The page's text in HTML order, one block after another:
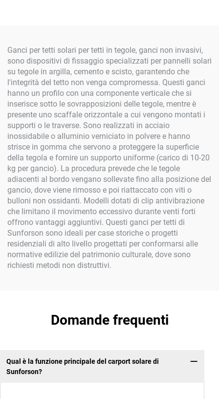
Ganci per tetti solari per tetti in tegole, ganci non invasivi,
sono dispositivi di fissaggio specializzati per pannelli solari
su tegole in argilla, cemento e scisto, garantendo che
l'integrità del tetto non venga compromessa. Questi ganci
hanno un profilo con una componente verticale che si
inserisce sotto le sovrapposizioni delle tegole, mentre è
presente uno scaffale orizzontale a cui vengono montati i
supporti o le traverse. Sono realizzati in acciaio
inossidabile o alluminio verniciato in polvere e hanno
strisce in gomma che servono a proteggere la superficie
della tegola e fornire un supporto uniforme (carico di 10-20
kg per gancio). La procedura prevede che le tegole
adiacenti al bordo vengano sollevate fino alla posizione del
gancio, dove viene rimosso e poi riattaccato con viti o
bulloni non ossidanti. Modelli dotati di clip antivibrazione
che limitano il movimento eccessivo durante venti forti
offrono vantaggi aggiuntivi. Questi ganci per tetti di
Sunforson sono ideali per case storiche o progetti
residenziali di alto livello progettati per conformarsi alle
normative edilizie del patrimonio culturale, dove sono
richiesti metodi non distruttivi.
Domande frequenti
Qual è la funzione principale del carport solare di
Sunforson?